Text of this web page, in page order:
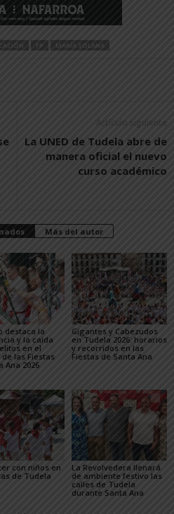
FP MARÍA SOLANA
Artículo siguiente
La UNED de Tudela abre de
manera oficial el nuevo
curso académico
Más del autor
destaca la
y la caída
en el
las Fiestas
Ana 2026
Gigantes y Cabezudos
en Tudela 2026: horarios
y recorridos en las
Fiestas de Santa Ana
con niños en
de Tudela
La Revolvedera llenará
de ambiente festivo las
calles de Tudela
durante Santa Ana